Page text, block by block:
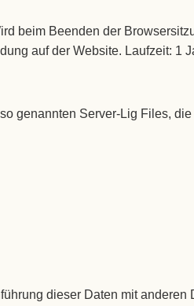
beim Beenden der
auf der Website. Laufzeit: 1
genannten Server-Lig Files,
dieser Daten mit